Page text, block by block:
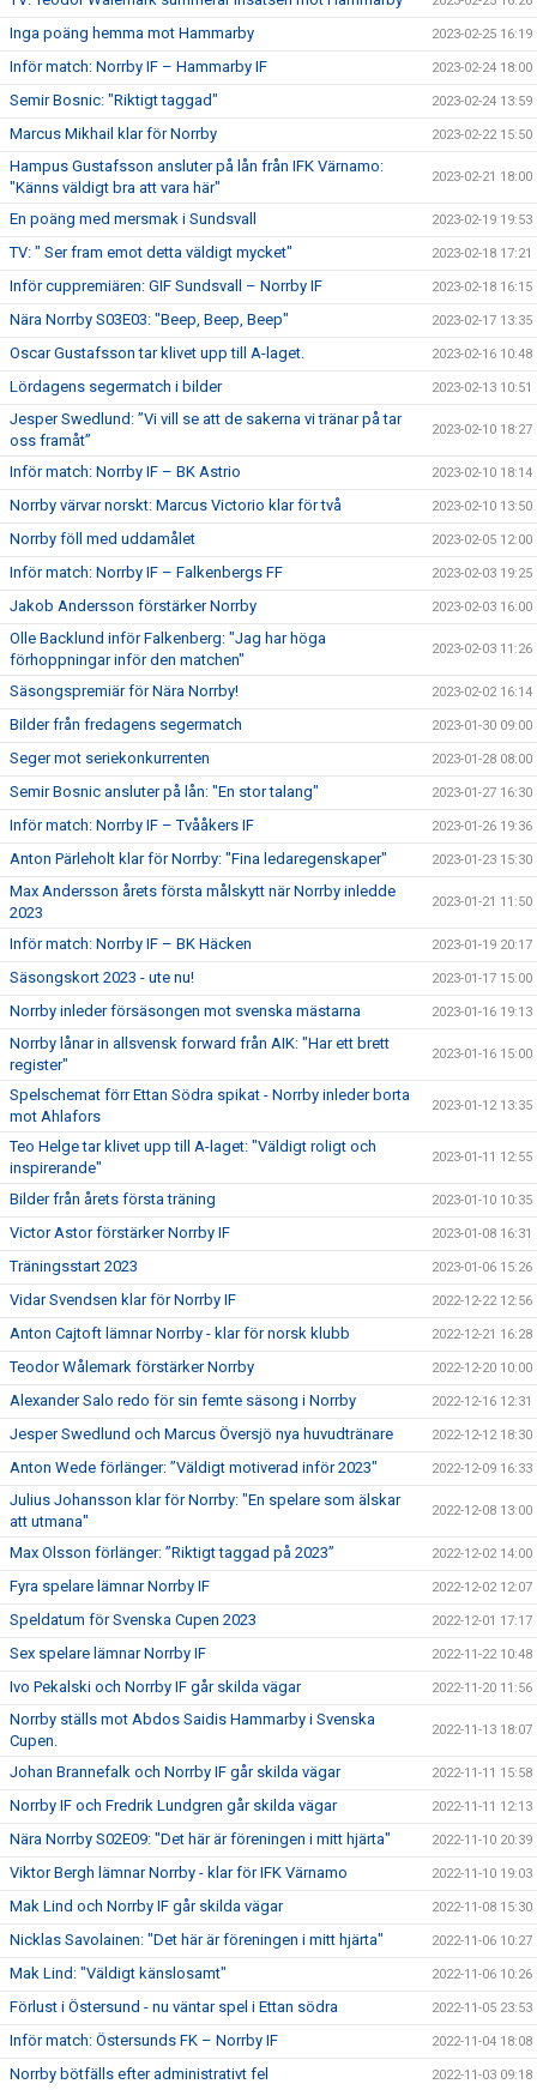
Inga poäng hemma mot Hammarby 2023-02-25 16:19
Inför match: Norrby IF – Hammarby IF 2023-02-24 18:00
Semir Bosnic: "Riktigt taggad" 2023-02-24 13:59
Marcus Mikhail klar för Norrby 2023-02-22 15:50
Hampus Gustafsson ansluter på lån från IFK Värnamo:
"Känns väldigt bra att vara här"
2023-02-21 18:00
En poäng med mersmak i Sundsvall 2023-02-19 19:53
TV: " Ser fram emot detta väldigt mycket" 2023-02-18 17:21
Inför cuppremiären: GIF Sundsvall – Norrby IF 2023-02-18 16:15
Nära Norrby S03E03: "Beep, Beep, Beep" 2023-02-17 13:35
Oscar Gustafsson tar klivet upp till A-laget. 2023-02-16 10:48
Lördagens segermatch i bilder 2023-02-13 10:51
Jesper Swedlund: ”Vi vill se att de sakerna vi tränar på tar
oss framåt”
2023-02-10 18:27
Inför match: Norrby IF – BK Astrio 2023-02-10 18:14
Norrby värvar norskt: Marcus Victorio klar för två 2023-02-10 13:50
Norrby föll med uddamålet 2023-02-05 12:00
Inför match: Norrby IF – Falkenbergs FF 2023-02-03 19:25
Jakob Andersson förstärker Norrby 2023-02-03 16:00
Olle Backlund inför Falkenberg: "Jag har höga
förhoppningar inför den matchen"
2023-02-03 11:26
Säsongspremiär för Nära Norrby! 2023-02-02 16:14
Bilder från fredagens segermatch 2023-01-30 09:00
Seger mot seriekonkurrenten 2023-01-28 08:00
Semir Bosnic ansluter på lån: "En stor talang" 2023-01-27 16:30
Inför match: Norrby IF – Tvååkers IF 2023-01-26 19:36
Anton Pärleholt klar för Norrby: "Fina ledaregenskaper" 2023-01-23 15:30
Max Andersson årets första målskytt när Norrby inledde
2023
2023-01-21 11:50
Inför match: Norrby IF – BK Häcken 2023-01-19 20:17
Säsongskort 2023 - ute nu! 2023-01-17 15:00
Norrby inleder försäsongen mot svenska mästarna 2023-01-16 19:13
Norrby lånar in allsvensk forward från AIK: "Har ett brett
register"
2023-01-16 15:00
Spelschemat förr Ettan Södra spikat - Norrby inleder borta
mot Ahlafors
2023-01-12 13:35
Teo Helge tar klivet upp till A-laget: "Väldigt roligt och
inspirerande"
2023-01-11 12:55
Bilder från årets första träning 2023-01-10 10:35
Victor Astor förstärker Norrby IF 2023-01-08 16:31
Träningsstart 2023 2023-01-06 15:26
Vidar Svendsen klar för Norrby IF 2022-12-22 12:56
Anton Cajtoft lämnar Norrby - klar för norsk klubb 2022-12-21 16:28
Teodor Wålemark förstärker Norrby 2022-12-20 10:00
Alexander Salo redo för sin femte säsong i Norrby 2022-12-16 12:31
Jesper Swedlund och Marcus Översjö nya huvudtränare 2022-12-12 18:30
Anton Wede förlänger: ”Väldigt motiverad inför 2023" 2022-12-09 16:33
Julius Johansson klar för Norrby: "En spelare som älskar
att utmana"
2022-12-08 13:00
Max Olsson förlänger: ”Riktigt taggad på 2023” 2022-12-02 14:00
Fyra spelare lämnar Norrby IF 2022-12-02 12:07
Speldatum för Svenska Cupen 2023 2022-12-01 17:17
Sex spelare lämnar Norrby IF 2022-11-22 10:48
Ivo Pekalski och Norrby IF går skilda vägar 2022-11-20 11:56
Norrby ställs mot Abdos Saidis Hammarby i Svenska
Cupen.
2022-11-13 18:07
Johan Brannefalk och Norrby IF går skilda vägar 2022-11-11 15:58
Norrby IF och Fredrik Lundgren går skilda vägar 2022-11-11 12:13
Nära Norrby S02E09: "Det här är föreningen i mitt hjärta" 2022-11-10 20:39
Viktor Bergh lämnar Norrby - klar för IFK Värnamo 2022-11-10 19:03
Mak Lind och Norrby IF går skilda vägar 2022-11-08 15:30
Nicklas Savolainen: "Det här är föreningen i mitt hjärta" 2022-11-06 10:27
Mak Lind: "Väldigt känslosamt" 2022-11-06 10:26
Förlust i Östersund - nu väntar spel i Ettan södra 2022-11-05 23:53
Inför match: Östersunds FK – Norrby IF 2022-11-04 18:08
Norrby bötfälls efter administrativt fel 2022-11-03 09:18